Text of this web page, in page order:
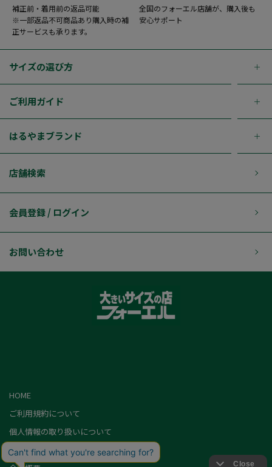
補正前・着用前の返品可能
※一部返品不可商品あり購入時の補
正サービスも承ります。
全国のフォーエル店舗が、購入後も
安心サポート
サイズの選び方
ご利用ガイド
はるやまブランド
店舗検索
会員登録 / ログイン
お問い合わせ
HOME
ご利用規約について
個人情報の取り扱いについて
特定商取引に基づく表記